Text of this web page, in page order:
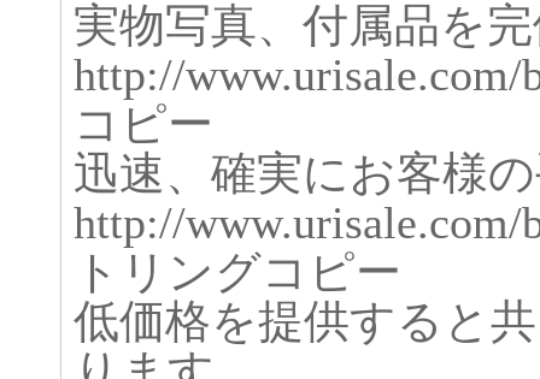
実物写真、付属品を
http://
コピー
迅速、確実にお客様
http://
トリングコピー
低価格を提供すると